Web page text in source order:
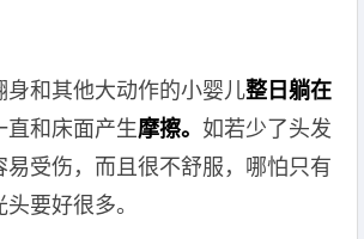
身和其他大动作的小婴儿整日躺在
直和床面产生摩擦。如若少了头发
易受伤，而且很不舒服，哪怕只有
要好很多。